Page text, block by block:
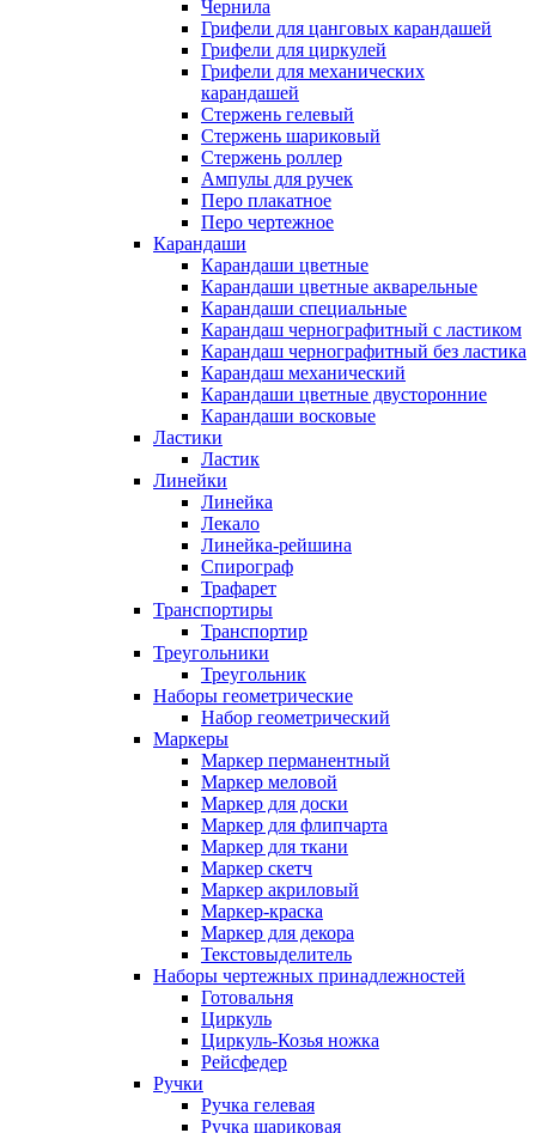
Чернила
Грифели для цанговых карандашей
Грифели для циркулей
Грифели для механических
карандашей
Стержень гелевый
Стержень шариковый
Стержень роллер
Ампулы для ручек
Перо плакатное
Перо чертежное
Карандаши
Карандаши цветные
Карандаши цветные акварельные
Карандаши специальные
Карандаш чернографитный с ластиком
Карандаш чернографитный без ластика
Карандаш механический
Карандаши цветные двусторонние
Карандаши восковые
Ластики
Ластик
Линейки
Линейка
Лекало
Линейка-рейшина
Спирограф
Трафарет
Транспортиры
Транспортир
Треугольники
Треугольник
Наборы геометрические
Набор геометрический
Маркеры
Маркер перманентный
Маркер меловой
Маркер для доски
Маркер для флипчарта
Маркер для ткани
Маркер скетч
Маркер акриловый
Маркер-краска
Маркер для декора
Текстовыделитель
Наборы чертежных принадлежностей
Готовальня
Циркуль
Циркуль-Козья ножка
Рейсфедер
Ручки
Ручка гелевая
Ручка шариковая